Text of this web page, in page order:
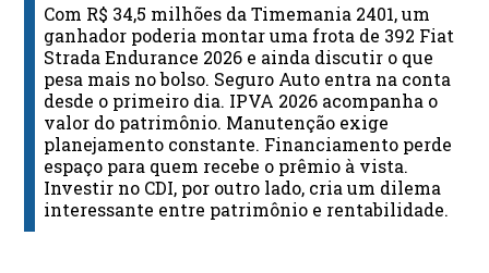
Com R$ 34,5 milhões da Timemania 2401, um
ganhador poderia montar uma frota de 392 Fiat
Strada Endurance 2026 e ainda discutir o que
pesa mais no bolso. Seguro Auto entra na conta
desde o primeiro dia. IPVA 2026 acompanha o
valor do patrimônio. Manutenção exige
planejamento constante. Financiamento perde
espaço para quem recebe o prêmio à vista.
Investir no CDI, por outro lado, cria um dilema
interessante entre patrimônio e rentabilidade.